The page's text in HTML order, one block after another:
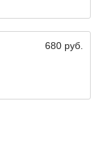
680 руб.